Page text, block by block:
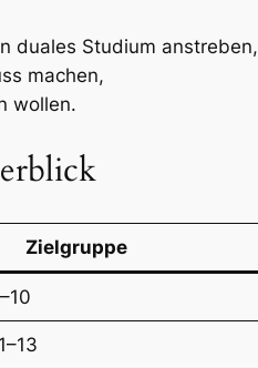
duales Studium anstreben,
machen,
wollen.
Zielgruppe